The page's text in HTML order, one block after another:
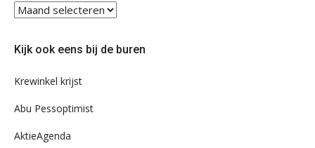
Blader
eens
ons
Kijk ook eens bij de buren
Krewinkel krijst
Abu Pessoptimist
AktieAgenda